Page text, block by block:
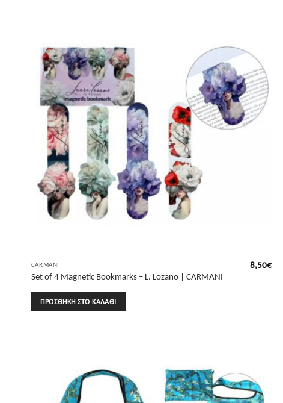
CARMANI
Set of 4 Magnetic Bookmarks – L. Lozano | CARMANI
8,50€
ΠΡΟΣΘΉΚΗ ΣΤΟ ΚΑΛΆΘΙ